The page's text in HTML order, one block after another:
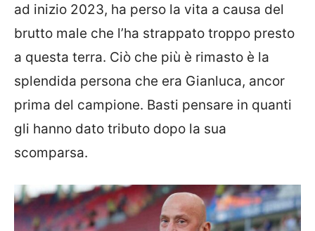
ad inizio 2023, ha perso la vita a causa del
brutto male che l’ha strappato troppo presto
a questa terra. Ciò che più è rimasto è la
splendida persona che era Gianluca, ancor
prima del campione. Basti pensare in quanti
gli hanno dato tributo dopo la sua
scomparsa.